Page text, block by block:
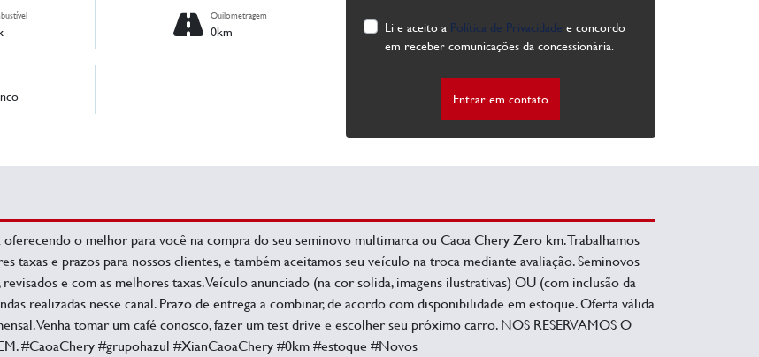
Li e aceito a Política de Privacidade e concordo
em receber comunicações da concessionária.
Entrar em contato
Quilometragem
0km
o melhor para você na compra do seu seminovo multimarca ou Caoa Chery Zero km. Trabalhamos
taxas e prazos para nossos clientes, e também aceitamos seu veículo na troca mediante avaliação. Seminovos
e com as melhores taxas. Veículo anunciado (na cor solida, imagens ilustrativas) OU (com inclusão da
realizadas nesse canal. Prazo de entrega a combinar, de acordo com disponibilidade em estoque. Oferta válida
Venha tomar um café conosco, fazer um test drive e escolher seu próximo carro. NOS RESERVAMOS O
#CaoaChery #grupohazul #XianCaoaChery #0km #estoque #Novos